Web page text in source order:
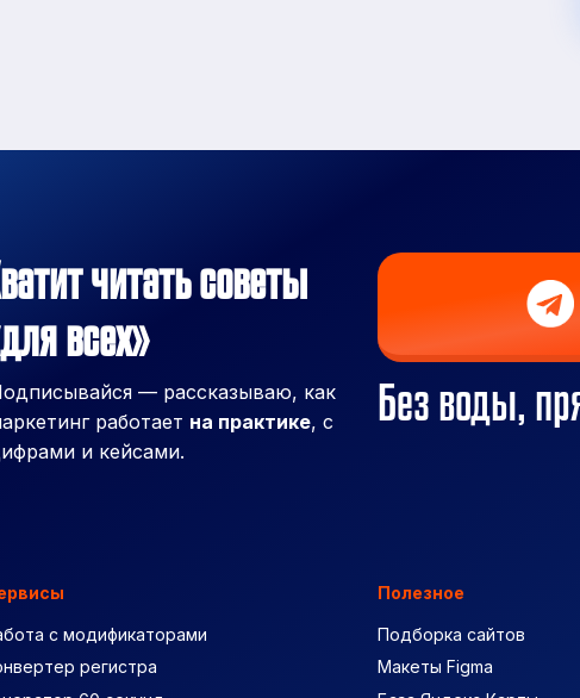
читать советы
всех»
— рассказываю, как
работает на практике, с
и кейсами.
Без воды,
с модификаторами
регистра
Полезное
Подборка сайтов
Макеты Figma